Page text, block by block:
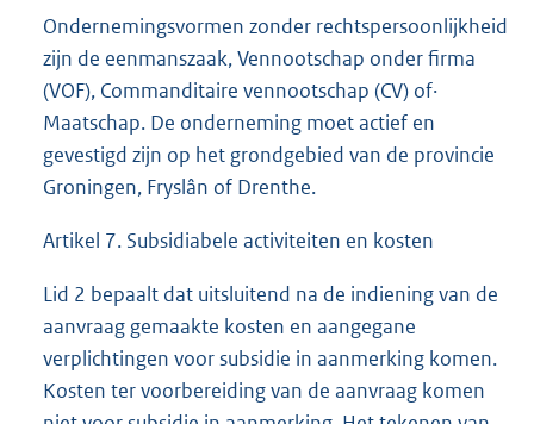
Ondernemingsvormen zonder rechtspersoonlijkheid
zijn de eenmanszaak, Vennootschap onder firma
(VOF), Commanditaire vennootschap (CV) of·
Maatschap. De onderneming moet actief en
gevestigd zijn op het grondgebied van de provincie
Groningen, Fryslân of Drenthe.
Artikel 7. Subsidiabele activiteiten en kosten
Lid 2 bepaalt dat uitsluitend na de indiening van de
aanvraag gemaakte kosten en aangegane
verplichtingen voor subsidie in aanmerking komen.
Kosten ter voorbereiding van de aanvraag komen